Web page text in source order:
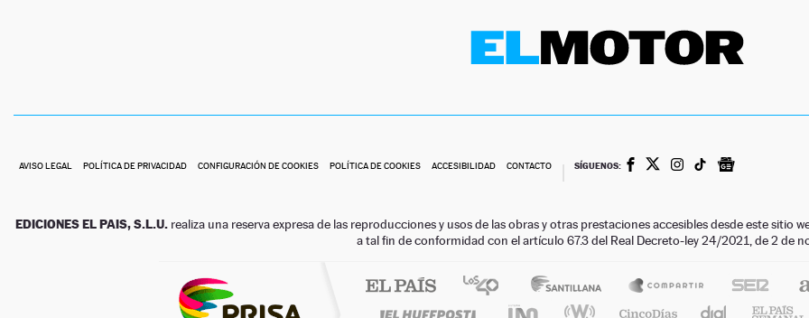
AVISO LEGAL POLÍTICA DE PRIVACIDAD CONFIGURACIÓN DE COOKIES POLÍTICA DE COOKIES ACCESIBILIDAD CONTACTO SÍGUENOS:
EDICIONES EL PAIS, S.L.U. realiza una reserva expresa de las reproducciones y usos de las obras y otras prestaciones accesibles desde este
a tal fin de conformidad con el artículo 67.3 del Real Decreto-ley 24/2021, de 2 de